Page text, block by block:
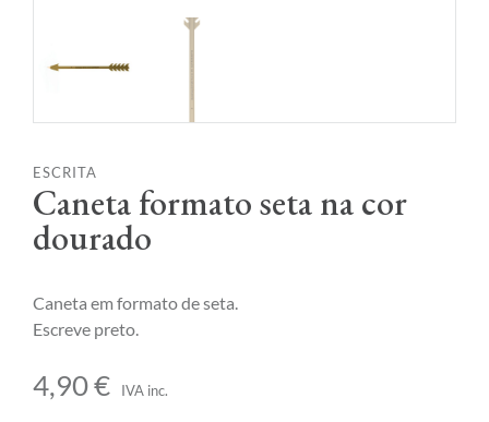
ESCRITA
Caneta formato seta na cor
dourado
Caneta em formato de seta.
Escreve preto.
4,90€ IVA inc.